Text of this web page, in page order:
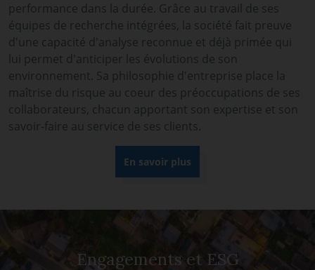
performance dans la durée. Grâce au travail de ses
équipes de recherche intégrées, la société fait preuve
d'une capacité d'analyse reconnue et déjà primée qui
lui permet d'anticiper les évolutions de son
environnement. Sa philosophie d'entreprise place la
maîtrise du risque au coeur des préoccupations de ses
collaborateurs, chacun apportant son expertise et son
savoir-faire au service de ses clients.
En savoir plus
Engagements et ESG